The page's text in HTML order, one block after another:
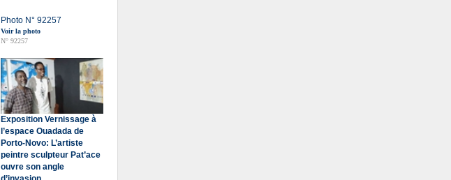
Photo N° 92257
Voir la photo
N° 92257
Exposition Vernissage à
l’espace Ouadada de
Porto-Novo: L’artiste
peintre sculpteur Pat’ace
ouvre son angle